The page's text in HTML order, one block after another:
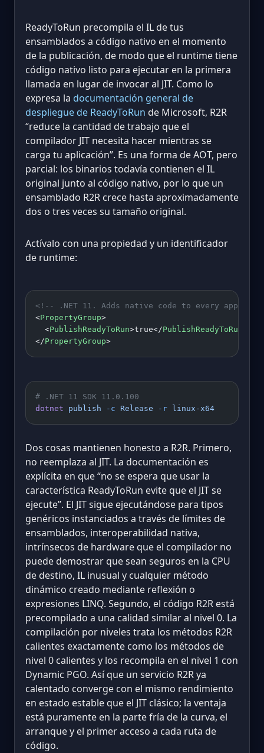
ReadyToRun precompila el IL de tus
ensamblados a código nativo en el momento
de la publicación, de modo que el runtime tiene
código nativo listo para ejecutar en la primera
llamada en lugar de invocar al JIT. Como lo
expresa la documentación general de
despliegue de ReadyToRun de Microsoft, R2R
“reduce la cantidad de trabajo que el
compilador JIT necesita hacer mientras se
carga tu aplicación”. Es una forma de AOT, pero
parcial: los binarios todavía contienen el IL
original junto al código nativo, por lo que un
ensamblado R2R crece hasta aproximadamente
dos o tres veces su tamaño original.
Actívalo con una propiedad y un identificador
de runtime:
<!-- .NET 11. Adds native code to every app
<PropertyGroup>
  <
PublishReadyToRun>true</PublishReadyToRun
</PropertyGroup>
# .NET 11 SDK 11.0.100
dotnet publish -c Release -r linux-x64
Dos cosas mantienen honesto a R2R. Primero,
no reemplaza al JIT. La documentación es
explícita en que “no se espera que usar la
característica ReadyToRun evite que el JIT se
ejecute”. El JIT sigue ejecutándose para tipos
genéricos instanciados a través de límites de
ensamblados, interoperabilidad nativa,
intrínsecos de hardware que el compilador no
puede demostrar que sean seguros en la CPU
de destino, IL inusual y cualquier método
dinámico creado mediante reflexión o
expresiones LINQ. Segundo, el código R2R está
precompilado a una calidad similar al nivel 0. La
compilación por niveles trata los métodos R2R
calientes exactamente como los métodos de
nivel 0 calientes y los recompila en el nivel 1 con
Dynamic PGO. Así que un servicio R2R ya
calentado converge con el mismo rendimiento
en estado estable que el JIT clásico; la ventaja
está puramente en la parte fría de la curva, el
arranque y el primer acceso a cada ruta de
código.